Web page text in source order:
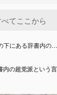
下にある辞書内の…
の超党派という